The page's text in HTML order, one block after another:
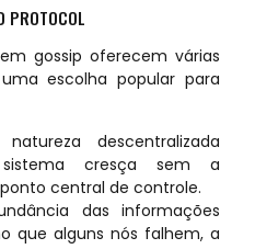
PROTOCOL
gossip oferecem várias
escolha popular para
descentralizada
cresça sem a
central de controle.
das informações
que alguns nós falhem, a